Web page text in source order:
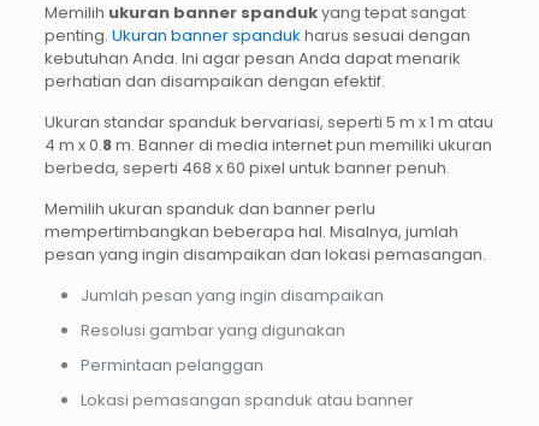
Memilih ukuran banner spandukyang tepat sangat
penting. Ukuran banner spanduk harus sesuai dengan
kebutuhan Anda. Ini agar pesan Anda dapat menarik
perhatian dan disampaikan dengan efektif.
Ukuran standar spanduk bervariasi, seperti 5 m x 1 m atau
4 m x 0.8m. Banner di media internet pun memiliki ukuran
berbeda, seperti 468 x 60 pixel untuk banner penuh.
Memilih ukuran spanduk dan banner perlu
mempertimbangkan beberapa hal. Misalnya, jumlah
pesan yang ingin disampaikan dan lokasi pemasangan.
Jumlah pesan yang ingin disampaikan
Resolusi gambar yang digunakan
Permintaan pelanggan
Lokasi pemasangan spanduk atau banner